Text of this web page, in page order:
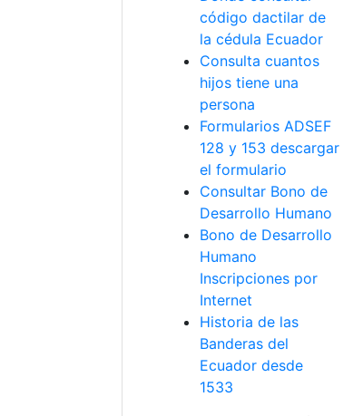
código dactilar de
la cédula Ecuador
Consulta cuantos
hijos tiene una
persona
Formularios ADSEF
128 y 153 descargar
el formulario
Consultar Bono de
Desarrollo Humano
Bono de Desarrollo
Humano
Inscripciones por
Internet
Historia de las
Banderas del
Ecuador desde
1533